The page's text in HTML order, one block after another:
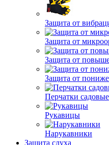
Защита от
Защита от
Защита от
Защита от
Перчатки садовые
Рукавицы
Нарукавники
Защита слуха